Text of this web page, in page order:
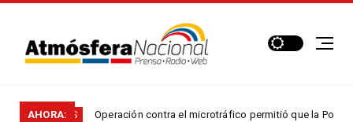
AHORA:Operación contra el microtráfico permitió que la Policía